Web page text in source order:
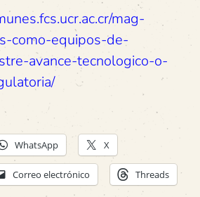
mag-
como-equipos-de-
avance-tecnologico-o-
WhatsApp X
Correo electrónico Threads